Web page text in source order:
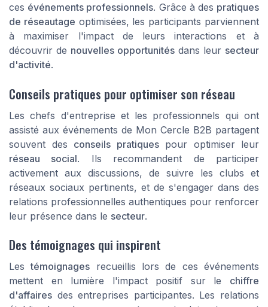
ces événements professionnels. Grâce à des pratiques
de réseautage optimisées, les participants parviennent
à maximiser l'impact de leurs interactions et à
découvrir de nouvelles opportunités dans leur secteur
d'activité.
Conseils pratiques pour optimiser son réseau
Les chefs d'entreprise et les professionnels qui ont
assisté aux événements de Mon Cercle B2B partagent
souvent des conseils pratiquespour optimiser leur
réseau social. Ils recommandent de participer
activement aux discussions, de suivre les clubs et
réseaux sociaux pertinents, et de s'engager dans des
relations professionnelles authentiques pour renforcer
leur présence dans le secteur.
Des témoignages qui inspirent
Lestémoignages recueillis lors de ces événements
mettent en lumière l'impact positif sur le chiffre
d'affaires des entreprises participantes. Les relations